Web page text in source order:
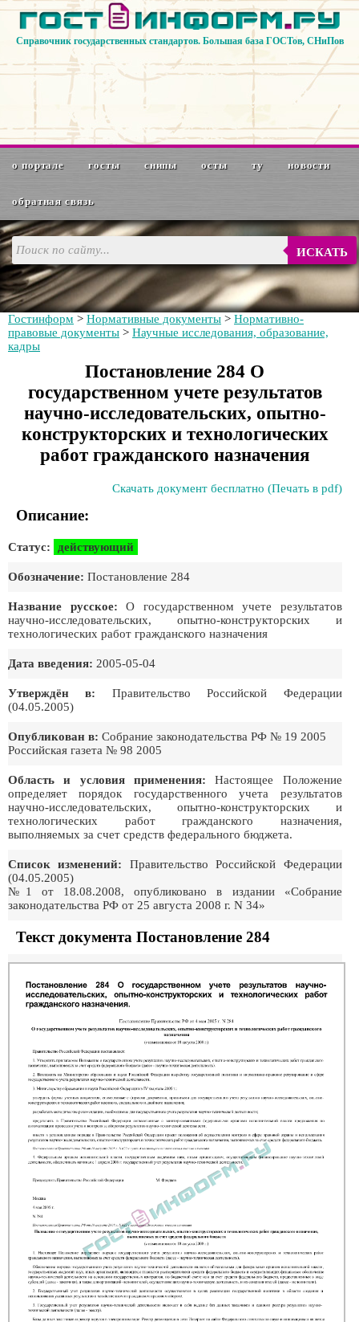
Справочник государственных стандартов. Большая база ГОСТов, СНиПов
о портале госты снипы осты ту новости
обратная связь
ИСКАТЬ
Гостинформ > Нормативные документы > Нормативно-
правовые документы > Научные исследования, образование,
кадры
Постановление 284 О
государственном учете результатов
научно-исследовательских, опытно-
конструкторских и технологических
работ гражданского назначения
Скачать документ бесплатно (Печать в pdf)
Описание:
Статус: действующий
Обозначение: Постановление 284
Название русское: О государственном учете результатов
научно-исследовательских, опытно-конструкторских и
технологических работ гражданского назначения
Дата введения: 2005-05-04
Утверждён в: Правительство Российской Федеpации
(04.05.2005)
Опубликован в: Собрание законодательства РФ № 19 2005
Российская газета № 98 2005
Область и условия применения: Настоящее Положение
определяет порядок государственного учета результатов
научно-исследовательских, опытно-конструкторских и
технологических работ гражданского назначения,
выполняемых за счет средств федерального бюджета.
Список изменений: Правительство Российской Федеpации
(04.05.2005)
№1 от 18.08.2008, опубликовано в издании «Собрание
законодательства РФ от 25 августа 2008 г. N 34»
Текст документа Постановление 284